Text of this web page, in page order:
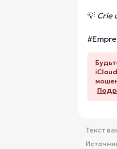
💡 Crie
Текст